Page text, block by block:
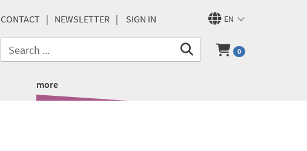
EN
CONTACT NEWSLETTER SIGN IN
0
more